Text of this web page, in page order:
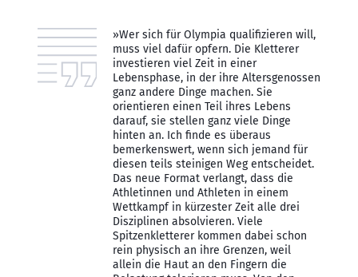
»Wer sich für Olympia qualifizieren will,
muss viel dafür opfern. Die Kletterer
investieren viel Zeit in einer
Lebensphase, in der ihre Altersgenossen
ganz andere Dinge machen. Sie
orientieren einen Teil ihres Lebens
darauf, sie stellen ganz viele Dinge
hinten an. Ich finde es überaus
bemerkenswert, wenn sich jemand für
diesen teils steinigen Weg entscheidet.
Das neue Format verlangt, dass die
Athletinnen und Athleten in einem
Wettkampf in kürzester Zeit alle drei
Disziplinen absolvieren. Viele
Spitzenkletterer kommen dabei schon
rein physisch an ihre Grenzen, weil
allein die Haut an den Fingern die